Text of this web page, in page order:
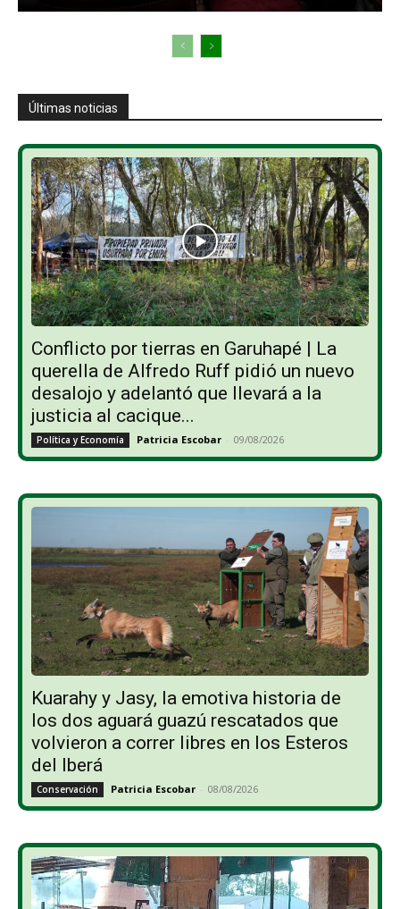
Últimas noticias
Conflicto por tierras en Garuhapé | La
querella de Alfredo Ruff pidió un nuevo
desalojo y adelantó que llevará a la
justicia al cacique...
Política y Economía Patricia Escobar - 09/08/2026
Kuarahy y Jasy, la emotiva historia de
los dos aguará guazú rescatados que
volvieron a correr libres en los Esteros
del Iberá
Conservación Patricia Escobar - 08/08/2026